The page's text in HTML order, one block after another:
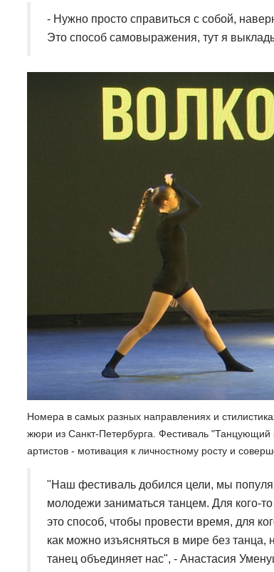
- Нужно просто справиться с собой,
Это способ самовыражения, тут я
Номера в самых разных направлениях и
жюри из Санкт-Петербурга. Фестиваль "Танцующий
артистов - мотивация к личностному росту и
"Наш фестиваль добился цели, мы
молодежи заниматься танцем. Для кого-
это способ, чтобы провести время, для
как можно изъясняться в мире без танца,
танец объединяет нас", - Анастасия